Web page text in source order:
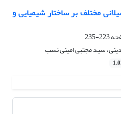
مختلف بر ساختار شیمیایی و
223-235
سید مجتبی امینی نسب